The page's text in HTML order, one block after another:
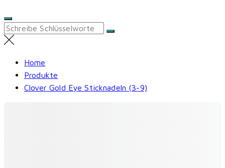
Search
for:
Home
Produkte
Clover Gold Eye Sticknadeln (3-9)